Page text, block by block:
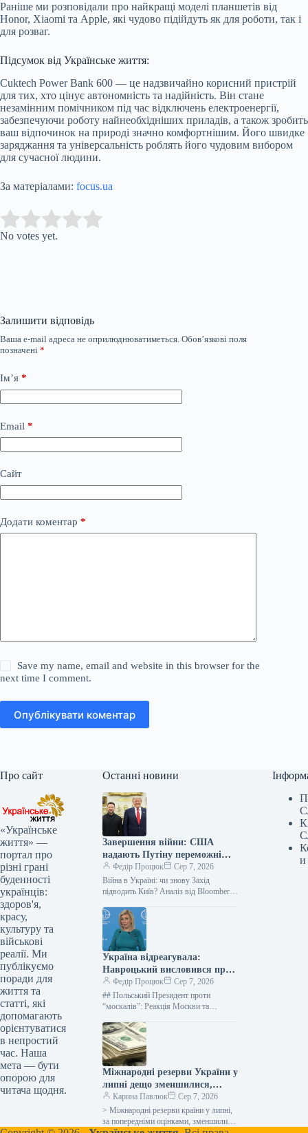
Раніше ми розповідали про найкращі моделі планшетів від
Honor, Xiaomi та Apple, які чудово підійдуть як для роботи, так і
для розваг.
Підсумок від Українське життя:
Cuktech Power Bank 600 — це надзвичайно корисний пристрій
для тих, хто цінує автономність та надійність. Він стане
незамінним помічником під час відключень електроенергії,
забезпечуючи роботу найнеобхідніших приладів, а також зробить
ваш відпочинок на природі значно комфортнішим. Його швидке
заряджання та універсальність роблять його чудовим вибором
для сучасної людини.
За матеріалами: focus.ua
Rate this item:
No votes yet.
Залишити відповідь
Ваша e-mail адреса не оприлюднюватиметься. Обов’язкові поля
позначені *
Ім’я *
Email *
Сайт
Додати коментар *
Save my name, email and website in this browser for the
next time I comment.
Опублікувати коментар
Про сайт
«Українське
життя» —
портал про
різні грані
буденності
українців:
здоров'я,
красу,
культуру та
військові
реалії. Ми
публікуємо
поради для
життя та
статті, які
допомагають
орієнтуватися
в непростий
час. Наша
мета — бути
опорою для
читача щодня.
Останні новини
Завершення війни: США
надають Путіну переможні
позиції
Федір Процюк
Сер 7, 2026
Війна в Україні: чи знову Захід
підводить Київ? Аналіз від Bloomberg
період, Україні вдалося зупинити
російський…
Україна відреагувала:
Навроцький висловився про
росіян, і Кремль обурений
Федір Процюк
Сер 7, 2026
## Польський Президент проти
“москалів”: Реакція Москви та
Міністерства закордонних справ
Російської Федерації, Марія Захарова,
виступила з…
Міжнародні резерви України у
липні дещо зменшилися,
сягнувши 51,2 мільярда
доларів.
Карина Павлюк
Сер 7, 2026
> Міжнародні резерви країни у липні,
за попередніми оцінками, зменшилися
и